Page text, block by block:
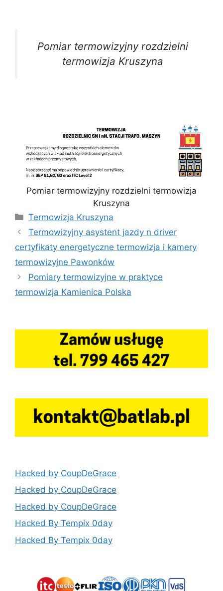
Pomiar termowizyjny rozdzielni
termowizja Kruszyna
Pomiar termowizyjny rozdzielni termowizja
Kruszyna
Kategorie
Termowizja Kruszyna
Termowizyjny asystent jazdy n driver
certyfikaty energetyczne termowizja i kamery
termowizyjne Pawonków
Pomiary termowizyjne w praktyce
termowizja Kamienica Polska
Hacked by CoupDeGrace
Hacked by CoupDeGrace
Hacked by CoupDeGrace
Hacked By Tempix 0day
Hacked By Tempix 0day